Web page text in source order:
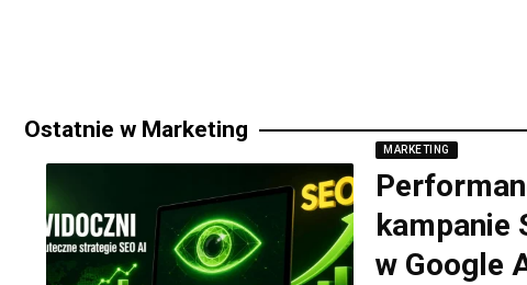
Ostatnie w Marketing
MARKETING
kampanie
w Google